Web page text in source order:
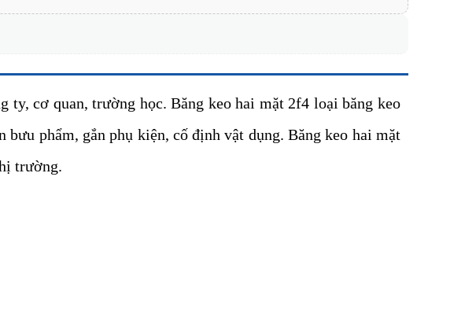
ty, cơ quan, trường học. Băng keo hai mặt 2f4 loại băng keo
phẩm, gắn phụ kiện, cố định vật dụng. Băng keo hai mặt
trường.